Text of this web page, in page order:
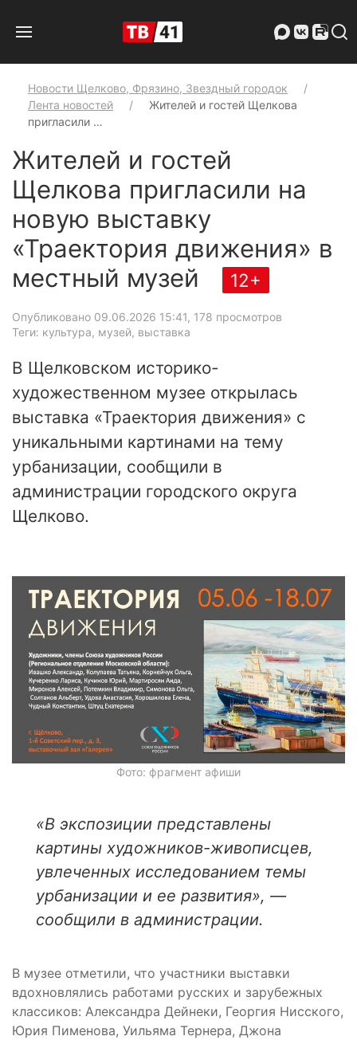
Новости Щелково, Фрязино, Звездный городок
Лента новостей
Жителей и гостей Щелкова
пригласили …
Жителей и гостей
Щелкова пригласили на
новую выставку
«Траектория движения» в
местный музей
12+
Опубликовано 09.06.2026 15:41, 178 просмотров
Теги: культура, музей, выставка
В Щелковском историко-
художественном музее открылась
выставка «Траектория движения» с
уникальными картинами на тему
урбанизации, сообщили в
администрации городского округа
Щелково.
Фото: фрагмент афиши
«В экспозиции представлены
картины художников-живописцев,
увлеченных исследованием темы
урбанизации и ее развития», —
сообщили в администрации.
В музее отметили, что участники выставки
вдохновлялись работами русских и зарубежных
классиков: Александра Дейнеки, Георгия Нисского,
Юрия Пименова, Уильяма Тернера, Джона